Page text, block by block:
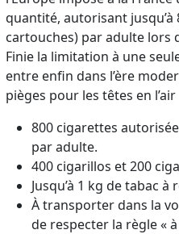
quantité, autorisant
cartouches) par adulte lors
Finie la limitation à une
entre enfin dans l’ère
pièges pour les têtes en
800 cigarettes
par adulte.
400 cigarillos et 200
Jusqu’à 1 kg de tabac
À transporter dans la
de respecter la règle «